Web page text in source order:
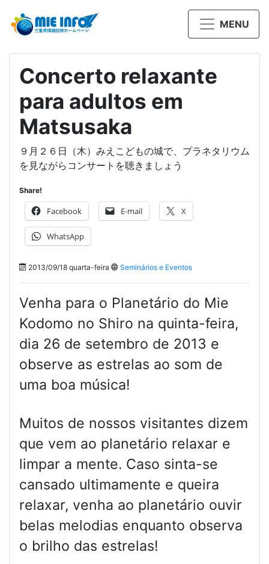
MENU
Concerto relaxante
para adultos em
Matsusaka
９月２６日（木）みえこどもの城で、プラネタリウム
を見ながらコンサートを聴きましょう
Share!
Facebook E-mail X
WhatsApp
2013/09/18 quarta-feira Seminários e Eventos
Venha para o Planetário do Mie
Kodomo no Shiro na quinta-feira,
dia 26 de setembro de 2013 e
observe as estrelas ao som de
uma boa música!
Muitos de nossos visitantes dizem
que vem ao planetário relaxar e
limpar a mente. Caso sinta-se
cansado ultimamente e queira
relaxar, venha ao planetário ouvir
belas melodias enquanto observa
o brilho das estrelas!